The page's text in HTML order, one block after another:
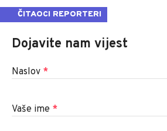
ČITAOCI REPORTERI
Dojavite nam vijest
Naslov *
Vaše ime *